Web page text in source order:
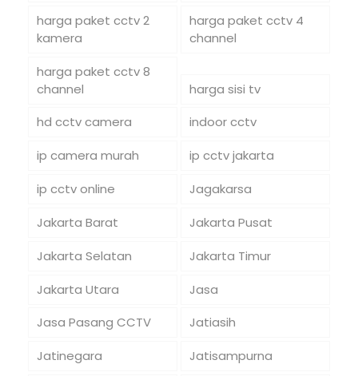
harga paket cctv 2
kamera
harga paket cctv 4
channel
harga paket cctv 8
channel
harga sisi tv
hd cctv camera
indoor cctv
ip camera murah
ip cctv jakarta
ip cctv online
Jagakarsa
Jakarta Barat
Jakarta Pusat
Jakarta Selatan
Jakarta Timur
Jakarta Utara
Jasa
Jasa Pasang CCTV
Jatiasih
Jatinegara
Jatisampurna